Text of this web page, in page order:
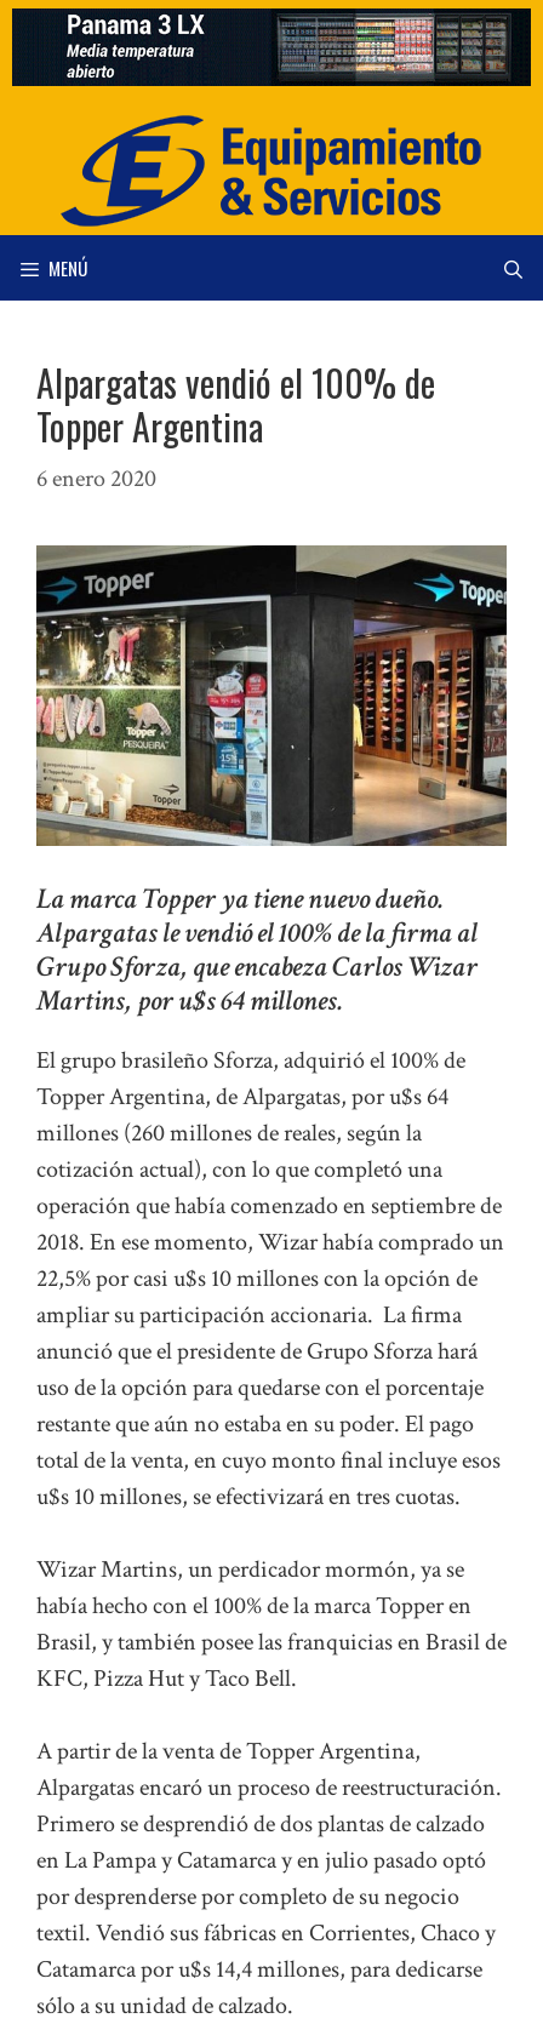
Saltar
contenido
MENÚ
Alpargatas vendió el 100% de
Topper Argentina
6 enero 2020
La marca Topper ya tiene nuevo dueño.
Alpargatas le vendió el 100% de la firma al
Grupo Sforza, que encabeza Carlos Wizar
Martins, por u$s 64 millones.
El grupo brasileño Sforza, adquirió el 100% de
Topper Argentina, de Alpargatas, por u$s 64
millones (260 millones de reales, según la
cotización actual), con lo que completó una
operación que había comenzado en septiembre de
2018. En ese momento, Wizar había comprado un
22,5% por casi u$s 10 millones con la opción de
ampliar su participación accionaria. La firma
anunció que el presidente de Grupo Sforza hará
uso de la opción para quedarse con el porcentaje
restante que aún no estaba en su poder. El pago
total de la venta, en cuyo monto final incluye esos
u$s 10 millones, se efectivizará en tres cuotas.
Wizar Martins, un perdicador mormón, ya se
había hecho con el 100% de la marca Topper en
Brasil, y también posee las franquicias en Brasil de
KFC, Pizza Hut y Taco Bell.
A partir de la venta de Topper Argentina,
Alpargatas encaró un proceso de reestructuración.
Primero se desprendió de dos plantas de calzado
en La Pampa y Catamarca y en julio pasado optó
por desprenderse por completo de su negocio
textil. Vendió sus fábricas en Corrientes, Chaco y
Catamarca por u$s 14,4 millones, para dedicarse
sólo a su unidad de calzado.